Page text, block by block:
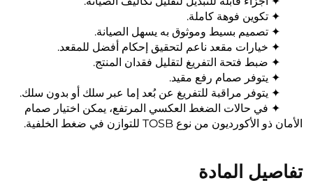
✦ تكوين فوهة كاملة.
✦ تصميم بسيط وموثوق به يسهل الصيانة.
✦ خيارات مقعد ناعم لتحقيق إحكام أفضل للمقعد.
✦ ضبط فتحة التفريغ لتقليل فقدان المنتج.
✦ يتوفر صمام رفع مقيد.
✦ يتوفر مراقبة للتفريغ عن بُعد إما عبر سلك أو بدون سلك.
✦ في حالات الضغط العكسي المرتفع، يمكن اختيار صمام
الأمان ذو الأكورديون من نوع TOSB للتوازن في ضغط الخلفية.
تفاصيل المادة